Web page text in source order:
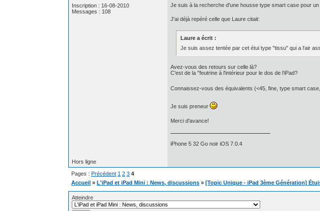
Inscription : 16-08-2010
Messages : 108
Je suis à la recherche d'une housse type smart case pour
J'ai déjà repéré celle que Laure citait:
Laure a écrit :
Je suis assez tentée par cet étui type "tissu" qui a l'air
Avez-vous des retours sur celle là?
C'est de la "feutrine à l'intérieur pour le dos de l'iPad?
Connaissez-vous des équivalents (<45, fine, type smart
Je suis preneur
Merci d'avance!
iPhone 5 32 Go noir iOS 7.0.4
Hors ligne
Pages : Précédent 1 2 3 4
Accueil » L'iPad et iPad Mini : News, discussions » [Topic Unique - iPad 3ème Génération]
Atteindre